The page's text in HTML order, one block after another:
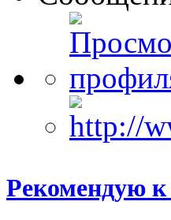
Рекомендую